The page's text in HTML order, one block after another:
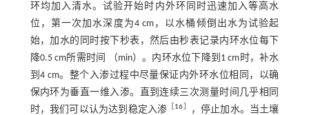
环均加入清水。试验开始时内外环同时迅速加入等高水
位，第一次加水深度为4 cm，以水桶倾倒出水为试验起
始，加水的同时按下秒表，然后由秒表记录内环水位每下
降0.5 cm所需时间 （min）。内环水位下降到1 cm时，补水
到4 cm。整个入渗过程中尽量保证内外环水位相同，以确
保内环为垂直一维入渗。直到连续三次测量时间几乎相同
时，我们可以认为达到稳定入渗
16 ，停止加水。当土壤